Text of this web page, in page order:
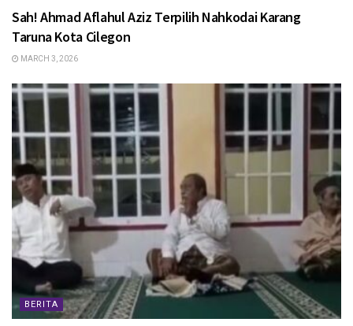
Sah! Ahmad Aflahul Aziz Terpilih Nahkodai Karang
Taruna Kota Cilegon
MARCH 3, 2026
BERITA